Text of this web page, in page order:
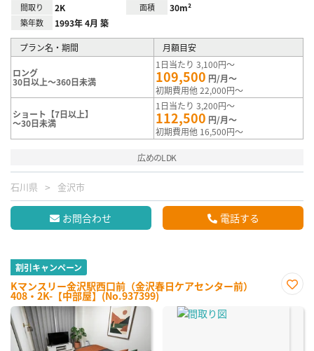
間取り 2K 面積 30m²
築年数 1993年 4月 築
プラン名・期間 月額目安
ロング
30日以上～360日未満
1日当たり 3,100円～
109,500 円/月～
初期費用他 22,000円～
ショート【7日以上】
～30日未満
1日当たり 3,200円～
112,500 円/月～
初期費用他 16,500円～
広めのLDK
石川県 金沢市
お問合わせ 電話する
割引キャンペーン
Kマンスリー金沢駅西口前（金沢春日ケアセンター前）
408・2K-【中部屋】(No.937399)
に入